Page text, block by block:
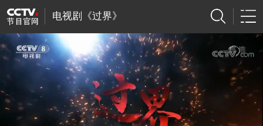
电视剧《过界》